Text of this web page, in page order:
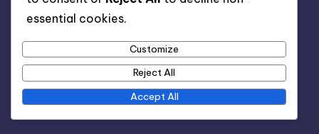
軽量人工グラウンドクリーツ：スピード、敏捷性、反応性
コントロール
ユースソフトグラウンドスパイク：軽量性、柔軟性、安全性
essential cookies.
Customize
Reject All
Accept All